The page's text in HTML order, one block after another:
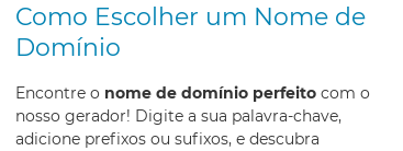
Como Escolher um Nome de
Domínio
Encontre o nome de domínio perfeito com o
nosso gerador! Digite a sua palavra-chave,
adicione prefixos ou sufixos, e descubra